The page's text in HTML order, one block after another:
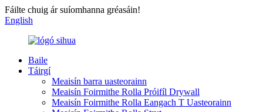
Fáilte chuig ár suíomhanna gréasáin!
English
Baile
Táirgí
Meaisín barra uasteorainn
Meaisín Foirmithe Rolla Próifíl Drywall
Meaisín Foirmithe Rolla Eangach T Uasteorainn